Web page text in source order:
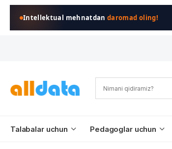
Intellektual mehnatdandaromad oling!
Talabalar uchun Pedagoglar uchun